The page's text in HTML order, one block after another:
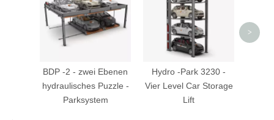
BDP -2 - zwei Ebenen
hydraulisches Puzzle -
Parksystem
Hydro -Park 3230 -
Vier Level Car Storage
Lift
>